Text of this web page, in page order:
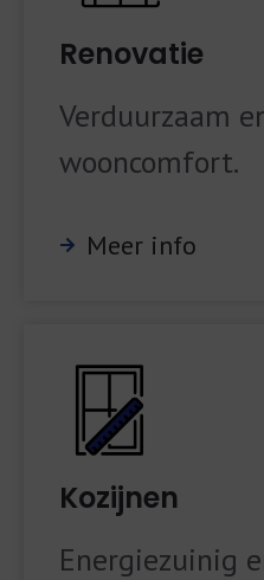
Renovatie
Verduurzaam
wooncomfort.
Meer info
Kozijnen
Energiezuinig